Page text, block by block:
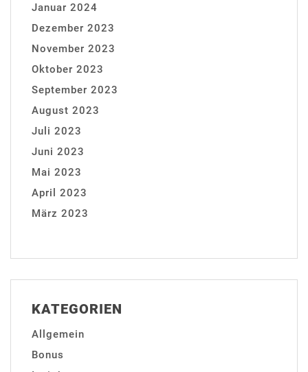
Januar 2024
Dezember 2023
November 2023
Oktober 2023
September 2023
August 2023
Juli 2023
Juni 2023
Mai 2023
April 2023
März 2023
KATEGORIEN
Allgemein
Bonus